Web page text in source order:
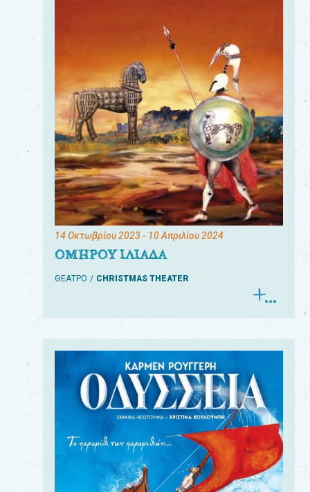
14 Οκτωβρίου 2023- 10 Απριλίου 2024
ΟΜΗΡΟΥ ΙΛΙΑΔΑ
ΘΕΑΤΡΟ CHRISTMAS THEATER